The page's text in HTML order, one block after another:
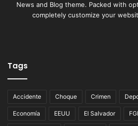
News and Blog theme. Packed with
completely customize your
Tags
Accidente Choque Crimen
Economía EEUU El Salvador